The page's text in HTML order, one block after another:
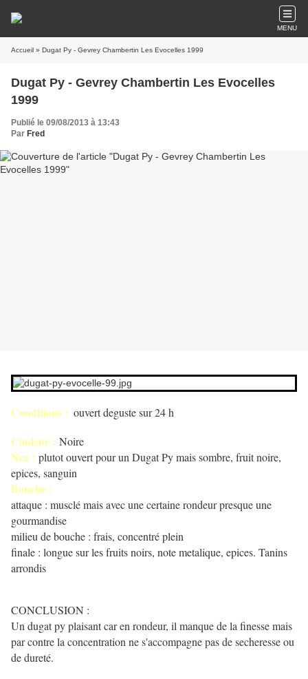
MENU
Accueil » Dugat Py - Gevrey Chambertin Les Evocelles 1999
Dugat Py - Gevrey Chambertin Les Evocelles
1999
Publié le 09/08/2013 à 13:43
Par Fred
Conditions : ouvert deguste sur 24 h
Couleur : Noire
Nez : plutot ouvert pour un Dugat Py mais sombre, fruit noire,
epices, sanguin
Bouche :
attaque : musclé mais avec une certaine rondeur presque une
gourmandise
milieu de bouche : frais, concentré plein
finale : longue sur les fruits noirs, note metalique, epices. Tanins
arrondis
CONCLUSION :
Un dugat py plaisant car en rondeur, il manque de la finesse mais
par contre la concentration ne s'accompagne pas de secheresse ou
de dureté.